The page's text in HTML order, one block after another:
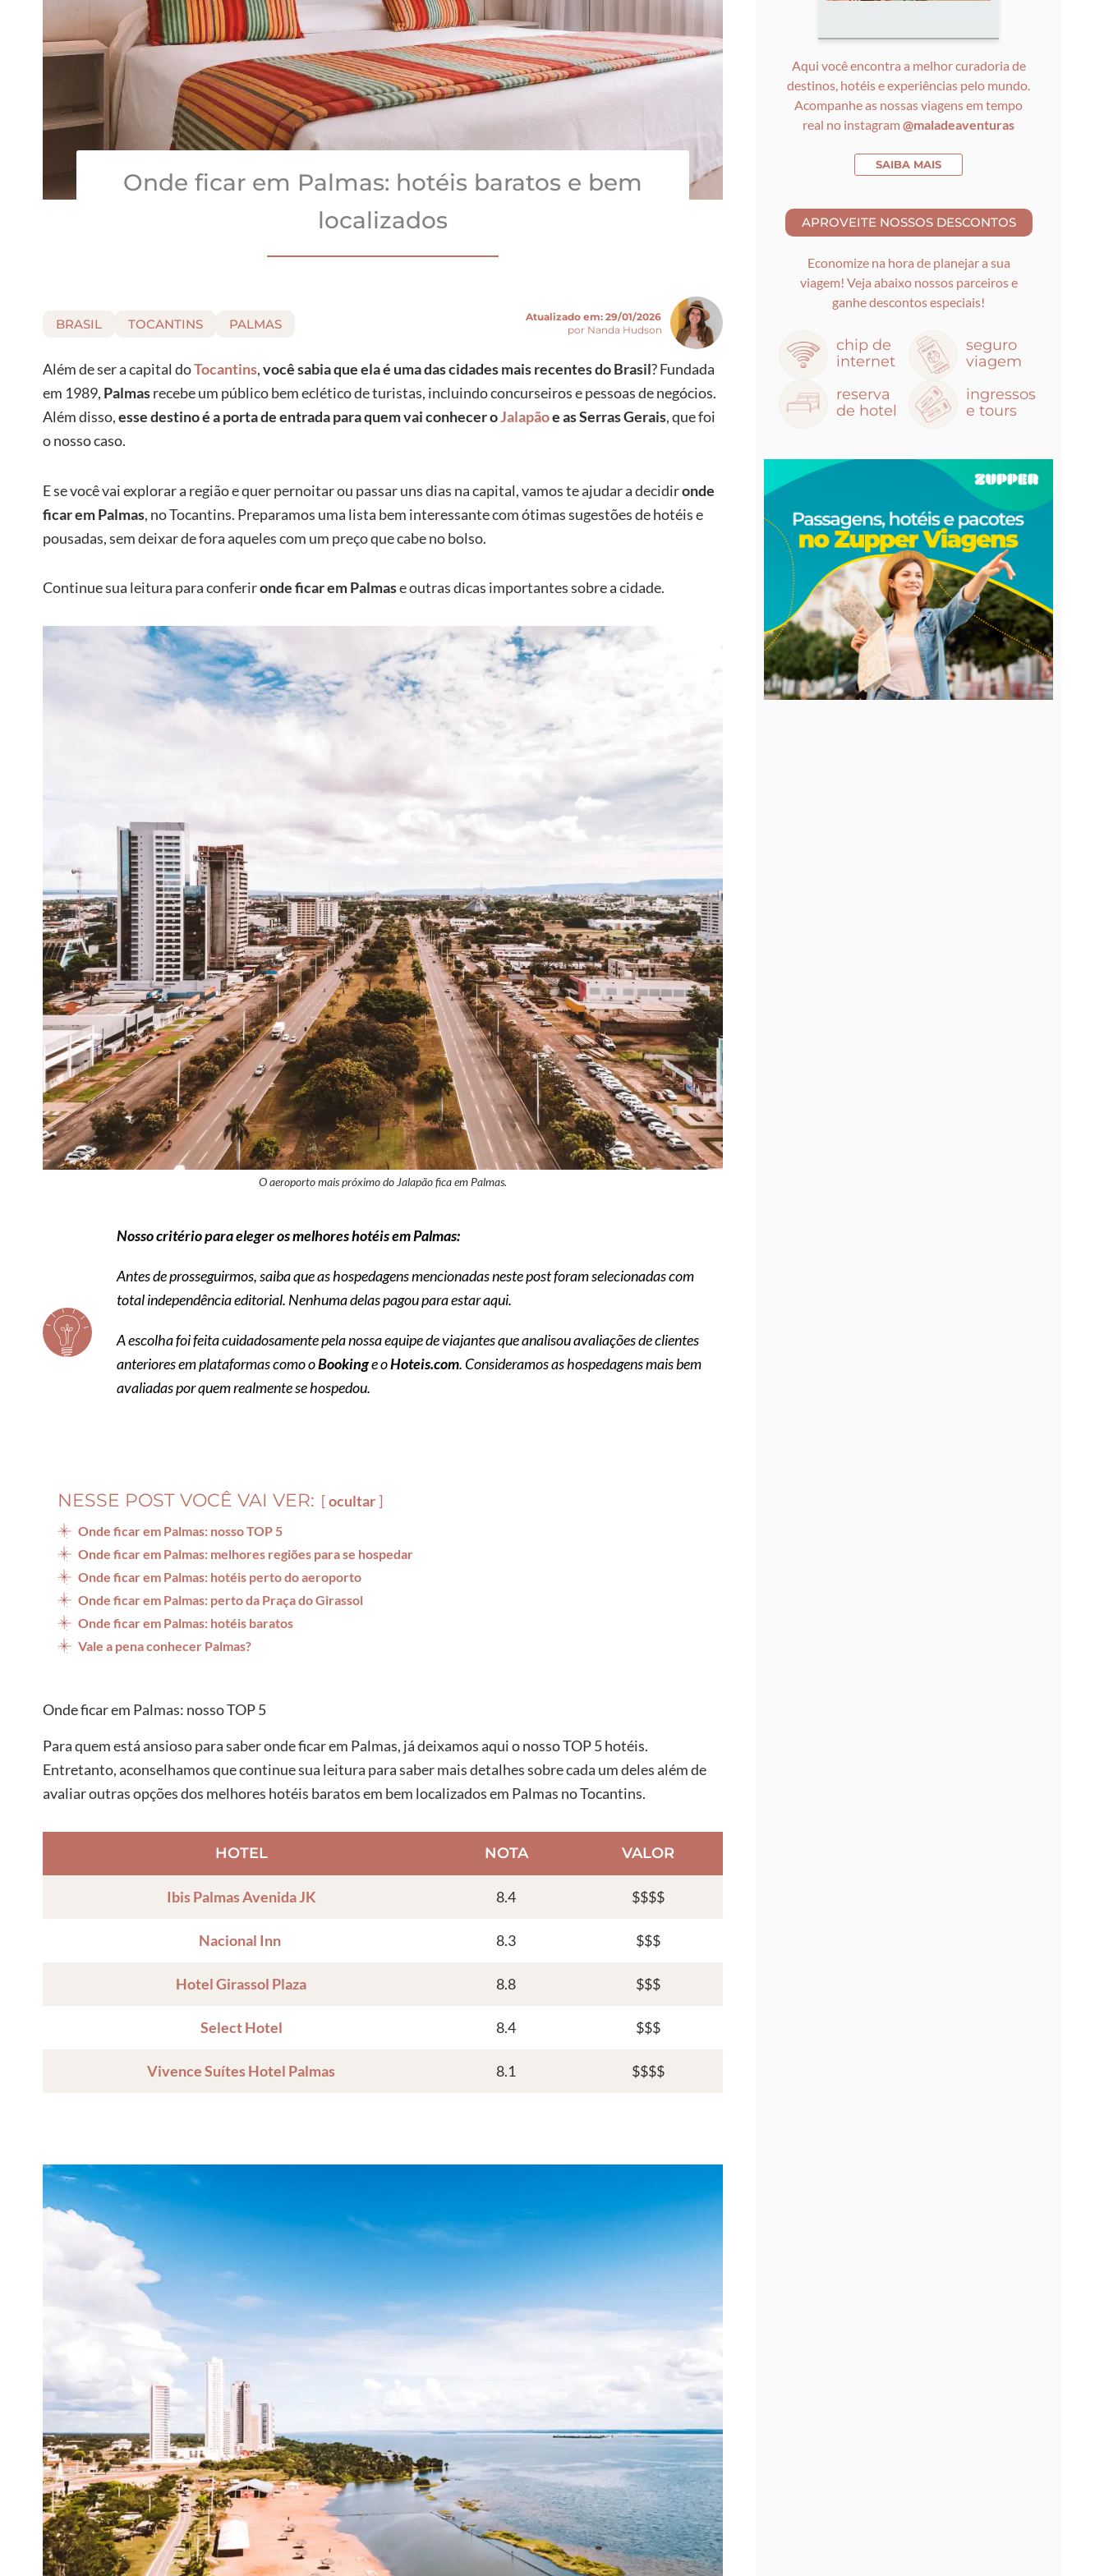
Onde ficar em Palmas: hotéis baratos e bem
localizados
BRASIL TOCANTINS PALMAS Atualizado em: 29/01/2026
por Nanda Hudson
Além de ser a capital doTocantins,você sabia que ela é uma das cidades mais recentes do Brasil? Fundada
em 1989, Palmasrecebe um público bem eclético de turistas, incluindo concurseiros e pessoas de negócios.
Além disso,esse destino é a porta de entrada para quem vai conhecer oJalapãoe as Serras Gerais, que foi
o nosso caso.
E se você vai explorar a região e quer pernoitar ou passar uns dias na capital, vamos te ajudar a decidironde
ficar em Palmas, no Tocantins. Preparamos uma lista bem interessante com ótimas sugestões de hotéis e
pousadas, sem deixar de fora aqueles com um preço que cabe no bolso.
Continue sua leitura para conferironde ficar em Palmase outras dicas importantes sobre a cidade.
O aeroporto mais próximo do Jalapão fica em Palmas.
Nosso critério para eleger os melhores hotéis em Palmas:
Antes de prosseguirmos, saiba que as hospedagens mencionadas neste post foram selecionadas com
total independência editorial. Nenhuma delas pagou para estar aqui.
A escolha foi feita cuidadosamente pela nossa equipe de viajantes que analisou avaliações de clientes
anteriores em plataformas como oBookinge oHoteis.com. Consideramos as hospedagens mais bem
avaliadas por quem realmente se hospedou.
NESSE POST VOCÊ VAI VER: ocultar
Onde ficar em Palmas: nosso TOP 5
Onde ficar em Palmas: melhores regiões para se hospedar
Onde ficar em Palmas: hotéis perto do aeroporto
Onde ficar em Palmas: perto da Praça do Girassol
Onde ficar em Palmas: hotéis baratos
Vale a pena conhecer Palmas?
Onde ficar em Palmas: nosso TOP 5
Para quem está ansioso para saber onde ficar em Palmas, já deixamos aqui o nosso TOP 5 hotéis.
Entretanto, aconselhamos que continue sua leitura para saber mais detalhes sobre cada um deles além de
avaliar outras opções dos melhores hotéis baratos em bem localizados em Palmas no Tocantins.
HOTEL NOTA VALOR
Ibis Palmas Avenida JK 8.4 $$$$
Nacional Inn 8.3 $$$
Hotel Girassol Plaza 8.8 $$$
Select Hotel 8.4 $$$
Vivence Suítes Hotel Palmas 8.1 $$$$
Aqui você encontra a melhor curadoria de
destinos, hotéis e experiências pelo mundo.
Acompanhe as nossas viagens em tempo
real no instagram@maladeaventuras
SAIBA MAIS
Economize na hora de planejar a sua
viagem! Veja abaixo nossos parceiros e
ganhe descontos especiais!
chip de
internet
seguro
viagem
reserva
de hotel
ingressos
e tours